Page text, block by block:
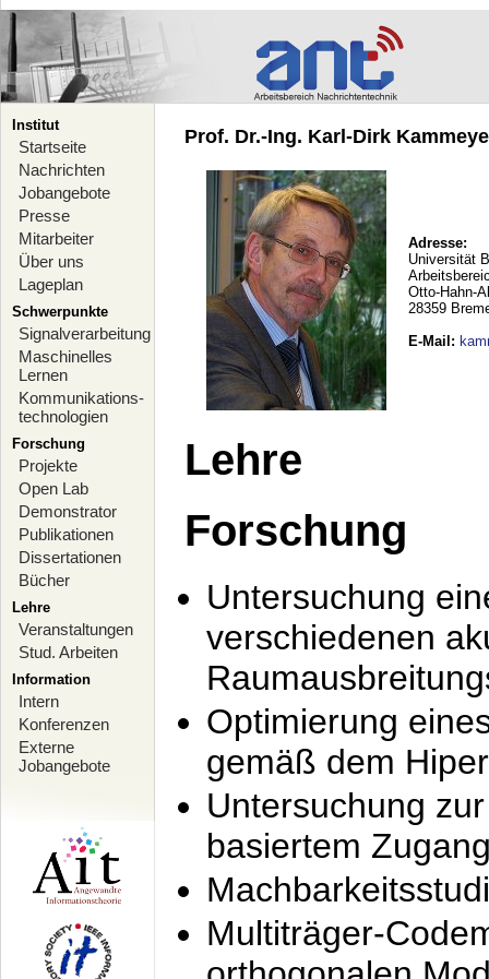
Institut
Startseite
Nachrichten
Jobangebote
Presse
Mitarbeiter
Über uns
Lageplan
Schwerpunkte
Signalverarbeitung
Maschinelles
Lernen
Kommunikations-
technologien
Forschung
Projekte
Open Lab
Demonstrator
Publikationen
Dissertationen
Bücher
Lehre
Veranstaltungen
Stud. Arbeiten
Information
Intern
Konferenzen
Externe
Jobangebote
Prof. Dr.-Ing. Karl-Dirk
Adresse:
Universität
Otto-Hahn-
28359
E-Mail :
Lehre
Forschung
Untersuchung
verschiedenen
Optimierung
gemäß dem
Untersuchung
basiertem
Multiträger-